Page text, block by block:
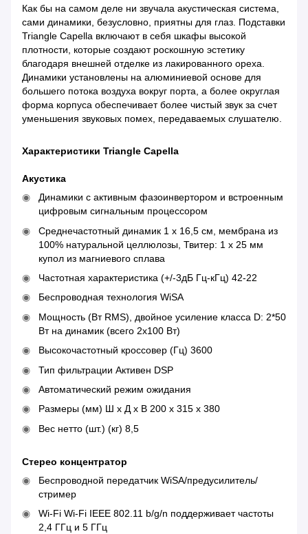
Как бы на самом деле ни звучала акустическая система,
сами динамики, безусловно, приятны для глаз. Подставки
Triangle Capella включают в себя шкафы высокой
плотности, которые создают роскошную эстетику
благодаря внешней отделке из лакированного ореха.
Динамики установлены на алюминиевой основе для
большего потока воздуха вокруг порта, а более округлая
форма корпуса обеспечивает более чистый звук за счет
уменьшения звуковых помех, передаваемых слушателю.
Характеристики Triangle Capella
Акустика
Динамики с активным фазоинвертором и встроенным
цифровым сигнальным процессором
Среднечастотный динамик 1 x 16,5 см, мембрана из
100% натуральной целлюлозы, Твитер: 1 х 25 мм
купол из магниевого сплава
Частотная характеристика (+/-3дБ Гц-кГц) 42-22
Беспроводная технология WiSA
Мощность (Вт RMS), двойное усиление класса D: 2*50
Вт на динамик (всего 2x100 Вт)
Высокочастотный кроссовер (Гц) 3600
Тип фильтрации Активен DSP
Автоматический режим ожидания
Размеры (мм) Ш х Д х В 200 х 315 х 380
Вес нетто (шт.) (кг) 8,5
Стерео концентратор
Беспроводной передатчик WiSA/предусилитель/
стример
Wi-Fi Wi-Fi IEEE 802.11 b/g/n поддерживает частоты
2,4 ГГц и 5 ГГц